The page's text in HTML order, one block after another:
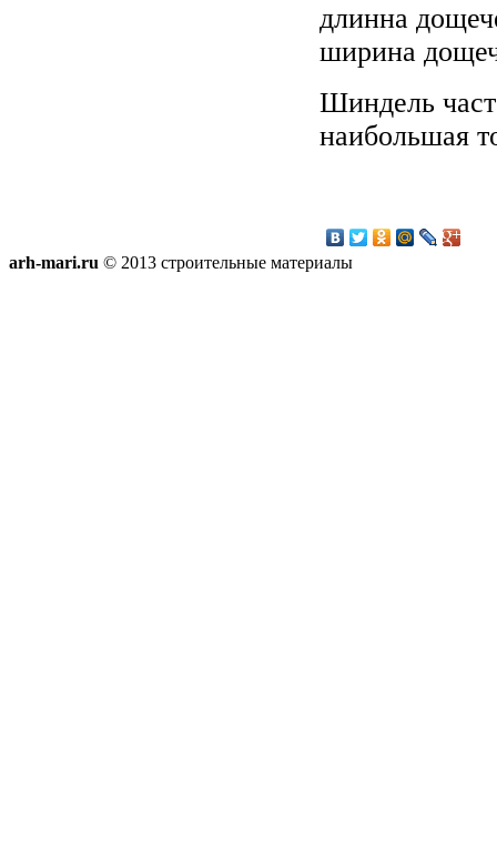
длинна
ширина
Шиндель
наибольшая
arh-mari.ru © 2013 строительные материалы